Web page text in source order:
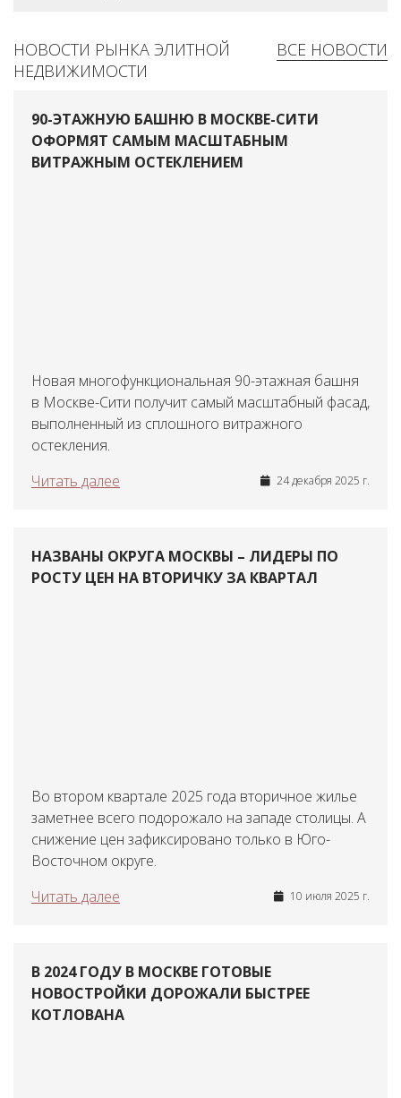
ВСЕ НОВОСТИ
НОВОСТИ РЫНКА ЭЛИТНОЙ
НЕДВИЖИМОСТИ
90-ЭТАЖНУЮ БАШНЮ В МОСКВЕ-СИТИ
ОФОРМЯТ САМЫМ МАСШТАБНЫМ
ВИТРАЖНЫМ ОСТЕКЛЕНИЕМ
Новая многофункциональная 90-этажная башня
в Москве-Сити получит самый масштабный фасад,
выполненный из сплошного витражного
остекления.
Читать далее
24 декабря 2025 г.
НАЗВАНЫ ОКРУГА МОСКВЫ – ЛИДЕРЫ ПО
РОСТУ ЦЕН НА ВТОРИЧКУ ЗА КВАРТАЛ
Во втором квартале 2025 года вторичное жилье
заметнее всего подорожало на западе столицы. А
снижение цен зафиксировано только в Юго-
Восточном округе.
Читать далее
10 июля 2025 г.
В 2024 ГОДУ В МОСКВЕ ГОТОВЫЕ
НОВОСТРОЙКИ ДОРОЖАЛИ БЫСТРЕЕ
КОТЛОВАНА